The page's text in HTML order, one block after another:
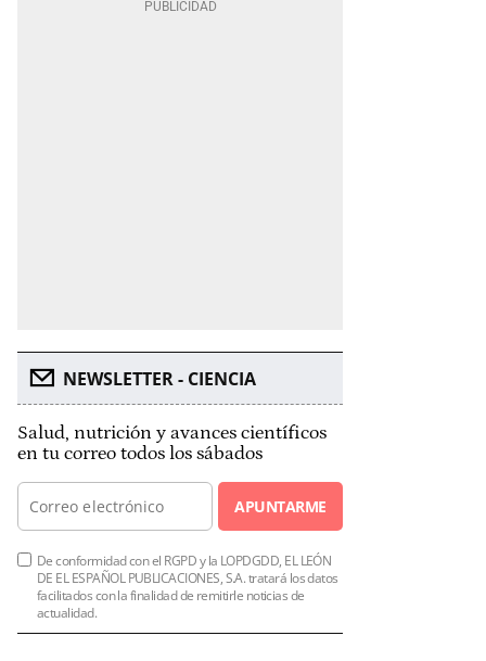
NEWSLETTER - CIENCIA
Salud, nutrición y avances científicos
en tu correo todos los sábados
APUNTARME
De conformidad con el RGPD y la LOPDGDD, EL LEÓN
DE EL ESPAÑOL PUBLICACIONES, S.A. tratará los datos
facilitados con la finalidad de remitirle noticias de
actualidad.